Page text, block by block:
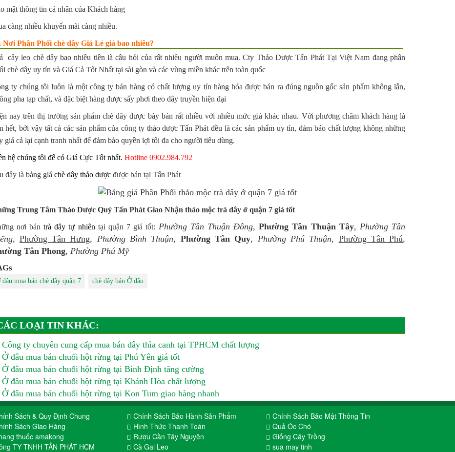
mật thông tin cá nhân của Khách hàng
càng nhiều khuyến mãi càng nhiều.
Nơi Phân Phối chè dây Giá Lẻ giá bao nhiêu?
cây leo chè dây bao nhiêu tiền là câu hỏi của rất nhiều người muốn mua. Cty Thảo Dược Tấn Phát Tại Việt Nam đang phân
chè dây uy tín và Giá Cả Tốt Nhất tại sài gòn và các vùng miền khác trên toàn quốc
ty chúng tôi luôn là một công ty bán hàng có chất lượng uy tín hàng hóa được bán ra đúng nguồn gốc sản phẩm không lẫn,
pha tạp chất, và đặc biệt hàng được sấy phơi theo dây truyền hiện đại
nay trên thị trường sản phẩm chè dây được bày bán rất nhiều với nhiều mức giá khác nhau. Với phương châm khách hàng là
hết, bởi vậy tất cả các sản phẩm của công ty thảo dược Tấn Phát đều là các sản phẩm uy tín, đảm bảo chất lượng không những
giá cả lại cạnh tranh nhất để đảm bảo quyền lợi tối đa cho người tiêu dùng.
hệ chúng tôi để có Giá Cực Tốt nhất. Hotline 0902.984.792
đây là bảng giá chè dây thảo dược được bán tại Tấn Phát
Trung Tâm Thảo Dược Quý Tấn Phát Giao Nhận thảo mộc trà dây ở quận 7 giá tốt
nơi bán trà dây tự nhiên tại quận 7 giá tốt: Phường Tân Thuận Đông,Phường Tân Thuận Tây, Phường Tân
, Phường Tân Hưng, Phường Bình Thuận, Phường Tân Quy, Phường Phú Thuận, Phường Tân Phú,
Tân Phong, Phường Phú Mỹ
đâu mua bán chè dây quận 7 chè dây bán Ở đâu
LOẠI TIN KHÁC:
Công ty chuyên cung cấp mua bán dây thìa canh tại TPHCM chất lượng
Ở đâu mua bán chuối hột rừng tại Phú Yên giá tốt
Ở đâu mua bán chuối hột rừng tại Bình Định tăng cường
Ở đâu mua bán chuối hột rừng tại Khánh Hòa chất lượng
Ở đâu mua bán chuối hột rừng tại Kon Tum giao hàng nhanh
Sách & Quy Định Chung Chính Sách Bảo Hành Sản Phẩm
Chính Sách Bảo Mật Thông Tin
Sách Giao Hàng Hình Thức Thanh Toán
Quả Óc Chó
thuốc amakong Rượu Cần Tây Nguyên
Giống Cây Trồng
TY TNHH TẤN PHÁT HCM Cà Gai Leo sua may tinh